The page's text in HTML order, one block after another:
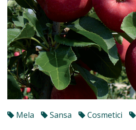
Mela Sansa Cosmetici